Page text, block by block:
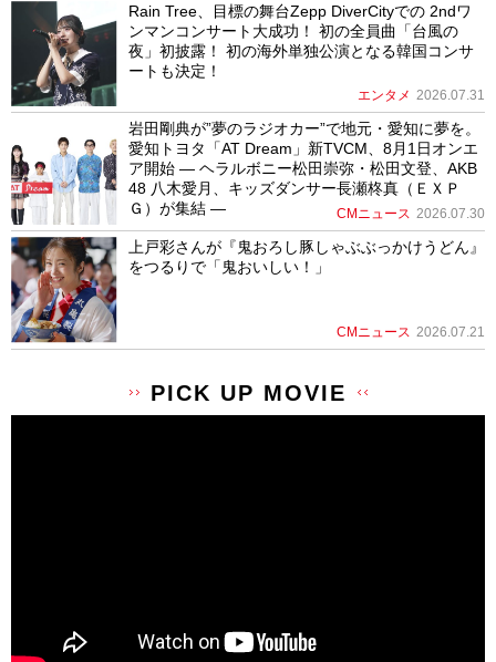
Rain Tree、目標の舞台Zepp DiverCityでの 2ndワ
ンマンコンサート大成功！ 初の全員曲「台風の
夜」初披露！ 初の海外単独公演となる韓国コンサ
ートも決定！
エンタメ 2026.07.31
岩田剛典が”夢のラジオカー”で地元・愛知に夢を。
愛知トヨタ「AT Dream」新TVCM、8月1日オンエ
ア開始 ― ヘラルボニー松田崇弥・松田文登、AKB
48 八木愛月、キッズダンサー長瀬柊真（ＥＸＰ
Ｇ）が集結 ―
CMニュース 2026.07.30
上戸彩さんが『鬼おろし豚しゃぶぶっかけうどん』
をつるりで「鬼おいしい！」
CMニュース 2026.07.21
PICK UP MOVIE